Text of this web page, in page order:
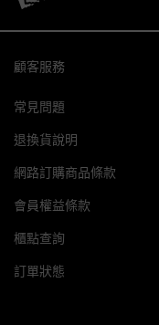
顧客服務
常見問題
退換貨說明
網路訂購商品條款
會員權益條款
櫃點查詢
訂單狀態